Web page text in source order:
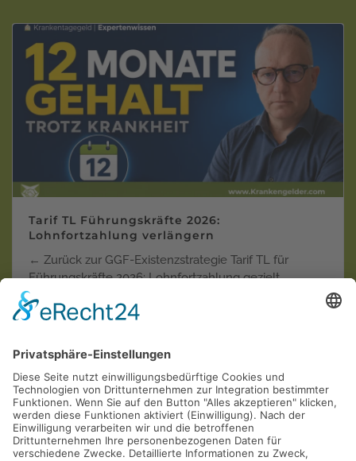
Tarif TL Führungskräfte 2026:
Lohnfortzahlung verlängern
← Zurück zur GGF-Existenzstrategie Tarif TL für
Führungskräfte 2026: Lohnfortzahlung gezielt
verlänger…
Krankentagegeld der "Privaten"
Krankenversicherungen in der Einzel-Kritik
AOL Allianz ARAG AXA Barmenia